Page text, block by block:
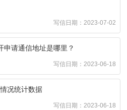
写信日期：2023-07-02
申请通信地址是哪里？
写信日期：2023-06-18
况统计数据
写信日期：2023-06-18